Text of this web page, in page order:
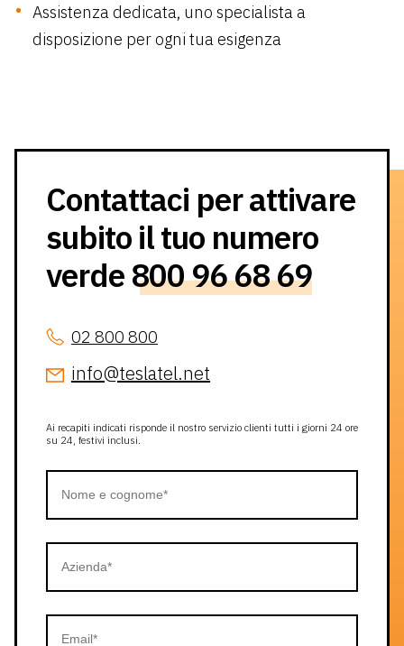
Assistenza dedicata, uno specialista a
disposizione per ogni tua esigenza
Contattaci per attivare
subito il tuo numero
verde800 96 68 69
02 800 800
info@teslatel.net
Ai recapiti indicati risponde il nostro servizio clienti tutti i giorni 24 ore
su 24, festivi inclusi.